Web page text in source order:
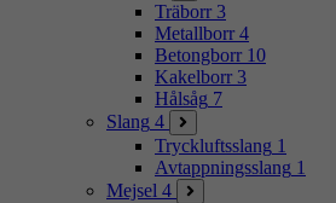
Träborr 3
Metallborr 4
Betongborr 10
Kakelborr 3
Hålsåg 7
Slang 4
Tryckluftsslang 1
Avtappningsslang 1
Mejsel 4